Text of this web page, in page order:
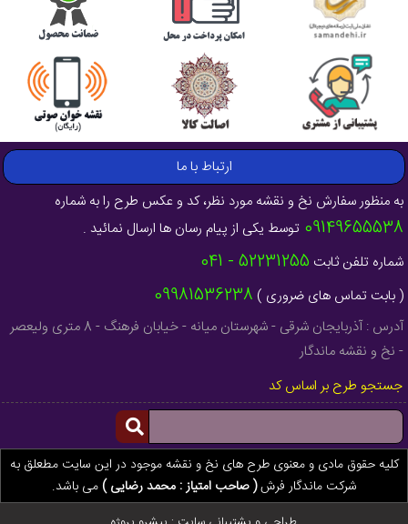
ارتباط با ما
به منظور سفارش نخ و نقشه مورد نظر، کد و عکس طرح را به شماره
09149655538 توسط یکی از پیام رسان ها ارسال نمائید .
شماره تلفن ثابت 52231255 - 041
( بابت تماس های ضروری ) 09981536238
آدرس : آذربایجان شرقی - شهرستان میانه - خیابان فرهنگ - 8 متری ولیعصر
- نخ و نقشه ماندگار
جستجو طرح بر اساس کد
کلیه حقوق مادی و معنوی طرح های نخ و نقشه موجود در این سایت مطعلق به
شرکت ماندگار فرش( صاحب امتیاز : محمد رضایی )می باشد.